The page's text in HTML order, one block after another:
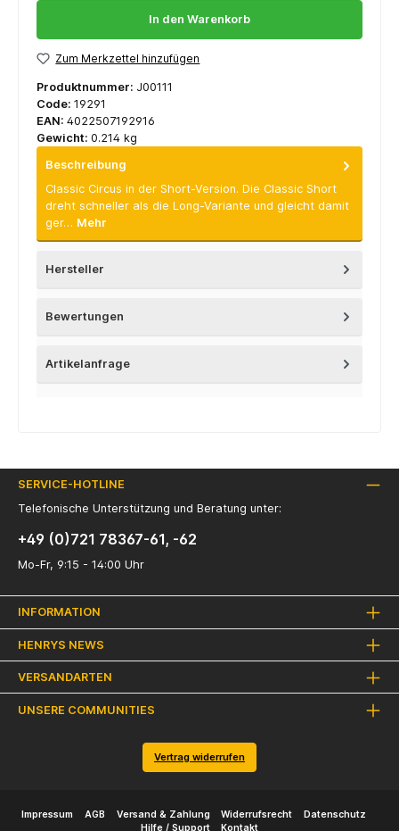
In den Warenkorb
Zum Merkzettel hinzufügen
Produktnummer: J00111
Code: 19291
EAN: 4022507192916
Gewicht: 0.214 kg
Beschreibung
Classic Circus in der Short-Version. Die Classic Short
dreht schneller als die Long-Variante und gleicht damit
ger… Mehr
Hersteller
Bewertungen
Artikelanfrage
SERVICE-HOTLINE
Telefonische Unterstützung und Beratung unter:
+49 (0)721 78367-61, -62
Mo-Fr, 9:15 - 14:00 Uhr
INFORMATION
HENRYS NEWS
VERSANDARTEN
UNSERE COMMUNITIES
Vertrag widerrufen
Impressum AGB Versand & Zahlung Widerrufsrecht
Datenschutz
Hilfe / Support
Kontakt